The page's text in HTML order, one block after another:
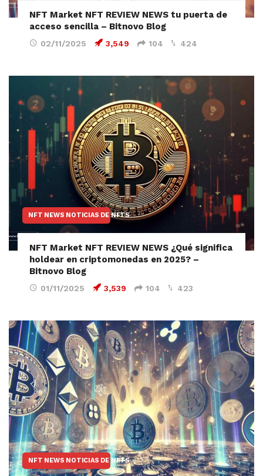
NFT Market NFT REVIEW NEWS tu puerta de
acceso sencilla – Bitnovo Blog
02/11/2025 3,549 104 424
NFT NEWS NOTICIAS DE NFTS
NFT Market NFT REVIEW NEWS ¿Qué significa
holdear en criptomonedas en 2025? –
Bitnovo Blog
01/11/2025 3,539 104 423
NFT NEWS NOTICIAS DE NFTS